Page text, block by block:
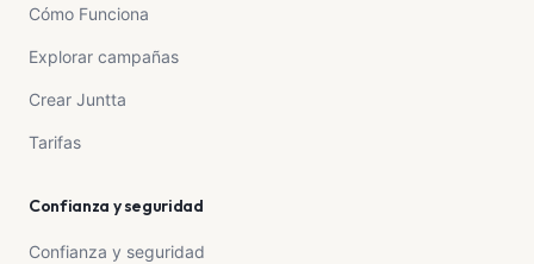
Cómo Funciona
Explorar campañas
Crear Juntta
Tarifas
Confianza y seguridad
Confianza y seguridad